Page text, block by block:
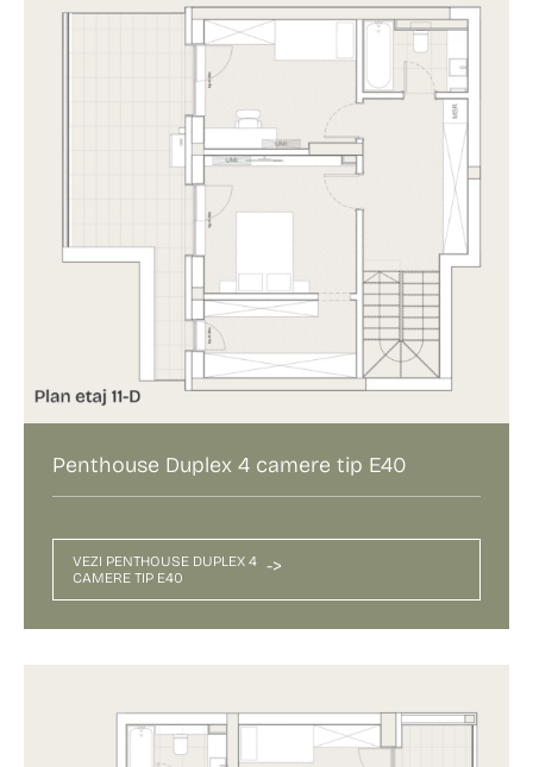
Penthouse Duplex 4 camere tip E40
VEZI PENTHOUSE DUPLEX 4
CAMERE TIP E40
->